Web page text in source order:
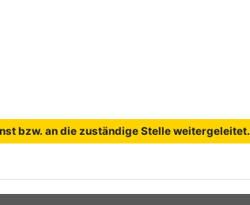
bzw. an die zuständige Stelle weitergeleitet.